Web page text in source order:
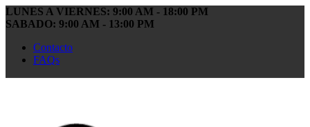
LUNES A VIERNES: 9:00 AM - 18:00 PM
SABADO: 9:00 AM - 13:00 PM
Contacto
FAQs